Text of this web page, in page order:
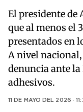
El presidente de
que al menos el
presentados en
A nivel nacional,
denuncia ante la
adhesivos.
11 DE MAYO DEL 2026 ·